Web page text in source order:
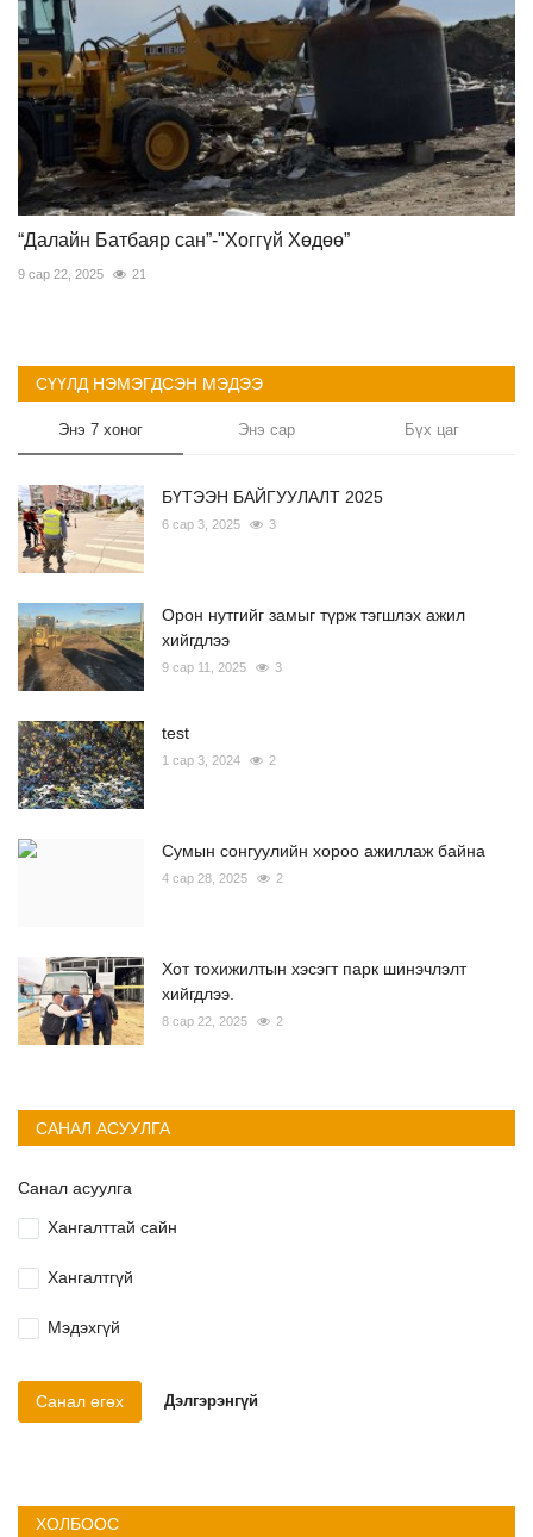
“Далайн Батбаяр сан”-"Хоггүй Хөдөө”
9 сар 22, 2025 21
СҮҮЛД НЭМЭГДСЭН МЭДЭЭ
Энэ 7 хоног Энэ сар Бүх цаг
БҮТЭЭН БАЙГУУЛАЛТ 2025
6 сар 3, 2025 3
Орон нутгийг замыг түрж тэгшлэх ажил
хийгдлээ
9 сар 11, 2025 3
test
1 сар 3, 2024 2
Сумын сонгуулийн хороо ажиллаж байна
4 сар 28, 2025 2
Хот тохижилтын хэсэгт парк шинэчлэлт
хийгдлээ.
8 сар 22, 2025 2
САНАЛ АСУУЛГА
Санал асуулга
Хангалттай сайн
Хангалтгүй
Мэдэхгүй
Санал өгөх Дэлгэрэнгүй
ХОЛБООС